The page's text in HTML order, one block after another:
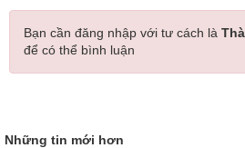
Bạn cần đăng nhập với tư cách là
để có thể bình luận
Những tin mới hơn